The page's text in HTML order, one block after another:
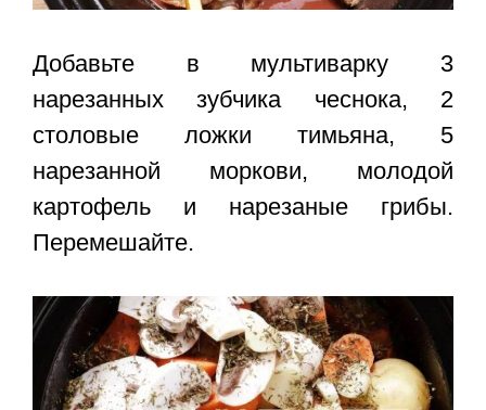
Добавьте в мультиварку 3
нарезанных зубчика чеснока, 2
столовые ложки тимьяна, 5
нарезанной моркови, молодой
картофель и нарезаные грибы.
Перемешайте.